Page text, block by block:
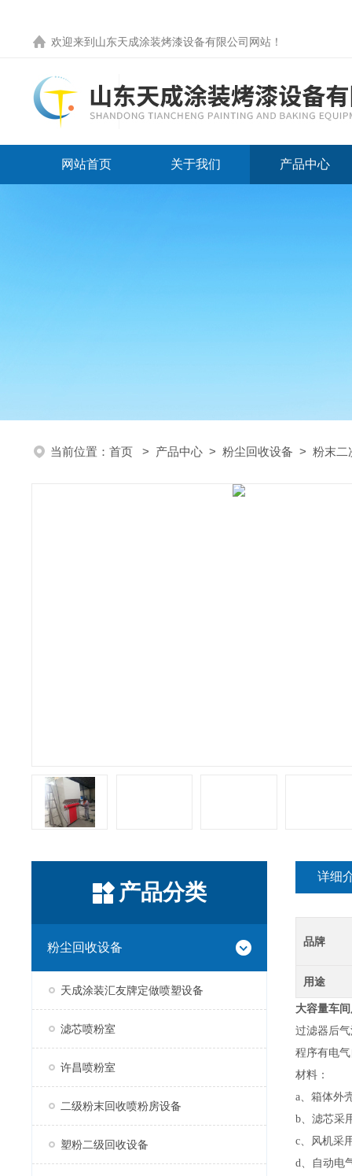
欢迎来到 山东天成涂装烤漆设备有限公司网站 ！
网站首页 关于我们 产品中心
当前位置： 首页 > 产品中心 > 粉尘回收设备 > 粉末二
产品分类
粉尘回收设备
天成涂装汇友牌定做喷塑设备
滤芯喷粉室
许昌喷粉室
二级粉末回收喷粉房设备
塑粉二级回收设备
详细
品牌
用途
大容量车
过滤器后
程序有电
材料：
a、箱体外
b、滤芯采
c、风机采
d、自动电